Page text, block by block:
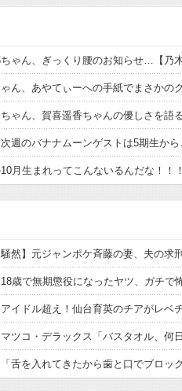
ゃん、ぎっくり腰のお知らせ…【乃木
アイドル超え！仙台育英のチアがレベ